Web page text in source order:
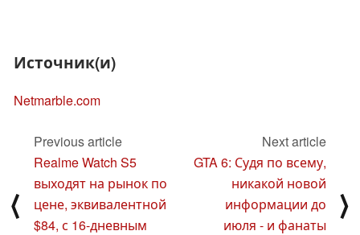
Источник(и)
Netmarble.com
⟨
Previous article
Realme Watch S5
выходят на рынок по
цене, эквивалентной
$84, с 16-дневным
Next article
GTA 6: Судя по всему,
никакой новой
информации до
июля - и фанаты
⟩